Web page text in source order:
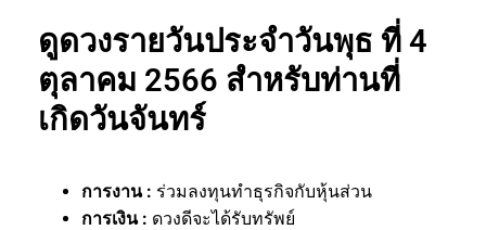
ดูดวงรายวันประจำวันพุธ ที่ 4
ตุลาคม 2566 สำหรับท่านที่
เกิดวันจันทร์
การงาน : ร่วมลงทุนทำธุรกิจกับหุ้นส่วน
การเงิน : ดวงดีจะได้รับทรัพย์